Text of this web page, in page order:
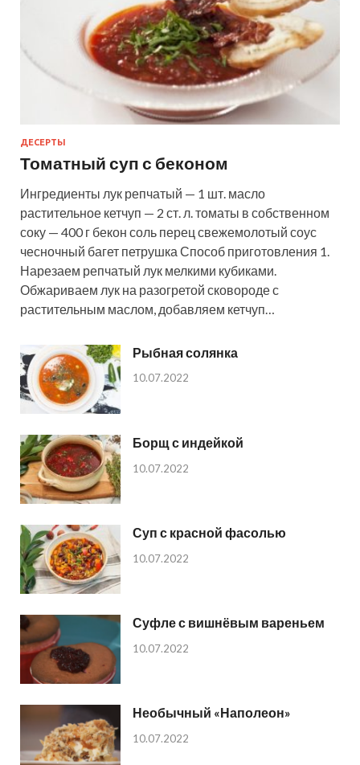
ДЕСЕРТЫ
Томатный суп с беконом
Ингредиенты лук репчатый — 1 шт. масло
растительное кетчуп — 2 ст. л. томаты в собственном
соку — 400 г бекон соль перец свежемолотый соус
чесночный багет петрушка Способ приготовления 1.
Нарезаем репчатый лук мелкими кубиками.
Обжариваем лук на разогретой сковороде с
растительным маслом, добавляем кетчуп…
Рыбная солянка
10.07.2022
Борщ с индейкой
10.07.2022
Суп с красной фасолью
10.07.2022
Суфле с вишнёвым вареньем
10.07.2022
Необычный «Наполеон»
10.07.2022